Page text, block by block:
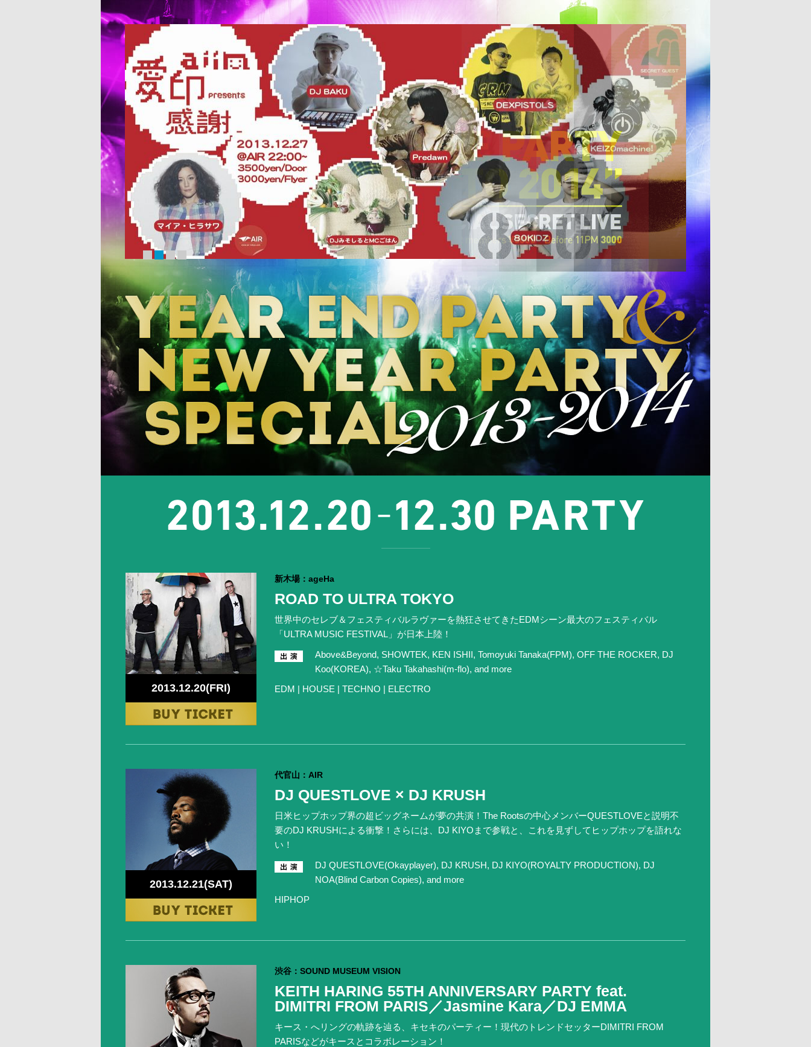
2013.12.20(FRI)
新木場：ageHa
ROAD TO ULTRA TOKYO
世界中のセレブ＆フェスティバルラヴァーを熱狂させてきたEDMシーン最大のフェスティバル
「ULTRA MUSIC FESTIVAL」が日本上陸！
Above&Beyond, SHOWTEK, KEN ISHII, Tomoyuki Tanaka(FPM), OFF THE ROCKER, DJ
Koo(KOREA), ☆Taku Takahashi(m-flo), and more
EDM | HOUSE | TECHNO | ELECTRO
2013.12.21(SAT)
代官山：AIR
DJ QUESTLOVE × DJ KRUSH
日米ヒップホップ界の超ビッグネームが夢の共演！The Rootsの中心メンバーQUESTLOVEと説明不
要のDJ KRUSHによる衝撃！さらには、DJ KIYOまで参戦と、これを見ずしてヒップホップを語れな
い！
DJ QUESTLOVE(Okayplayer), DJ KRUSH, DJ KIYO(ROYALTY PRODUCTION), DJ
NOA(Blind Carbon Copies), and more
HIPHOP
渋谷：SOUND MUSEUM VISION
KEITH HARING 55TH ANNIVERSARY PARTY feat.
DIMITRI FROM PARIS／Jasmine Kara／DJ EMMA
キース・へリングの軌跡を辿る、キセキのパーティー！現代のトレンドセッターDIMITRI FROM
PARISなどがキースとコラボレーション！